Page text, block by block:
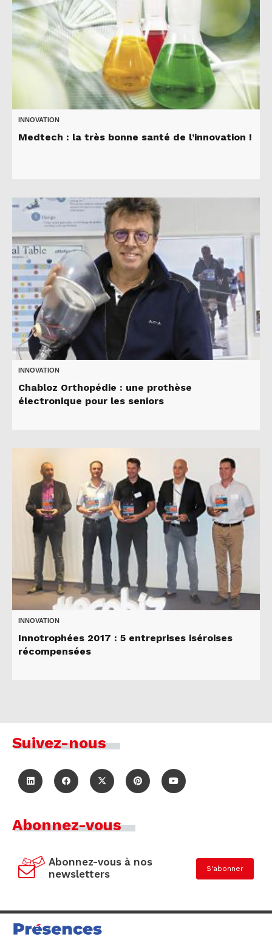
INNOVATION
Medtech : la très bonne santé de l’innovation !
INNOVATION
Chabloz Orthopédie : une prothèse
électronique pour les seniors
INNOVATION
Innotrophées 2017 : 5 entreprises iséroises
récompensées
Suivez-nous
Abonnez-vous
Abonnez-vous à nos
newsletters
S'abonner